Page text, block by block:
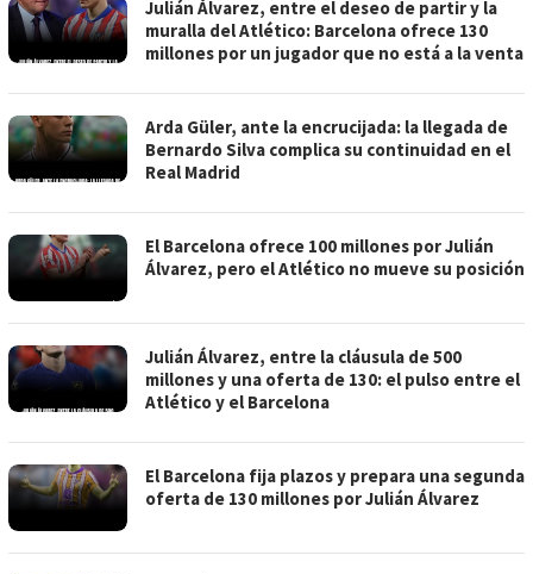
Julián Álvarez, entre el deseo de partir y la
muralla del Atlético: Barcelona ofrece 130
millones por un jugador que no está a la venta
Arda Güler, ante la encrucijada: la llegada de
Bernardo Silva complica su continuidad en el
Real Madrid
El Barcelona ofrece 100 millones por Julián
Álvarez, pero el Atlético no mueve su posición
Julián Álvarez, entre la cláusula de 500
millones y una oferta de 130: el pulso entre el
Atlético y el Barcelona
El Barcelona fija plazos y prepara una segunda
oferta de 130 millones por Julián Álvarez